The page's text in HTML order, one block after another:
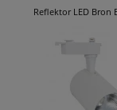
Reflektor LED Bron